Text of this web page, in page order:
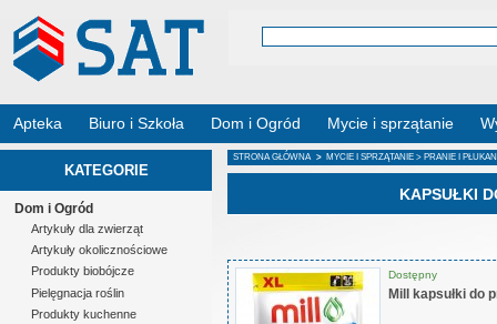
Apteka Biuro i Szkoła Dom i Ogród Mycie i sprzątanie
KATEGORIE
Dom i Ogród
Artykuły dla zwierząt
Artykuły okolicznościowe
Produkty biobójcze
Pielęgnacja roślin
Produkty kuchenne
STRONA GŁÓWNA > MYCIE I SPRZĄTANIE >PRANIE I
KAPSUŁKI
Dostępny
Mill kapsułki do